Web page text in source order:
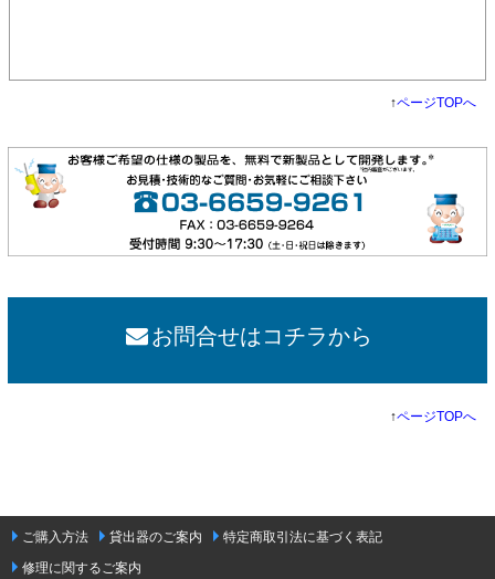
↑ページTOPへ
お問合せはコチラから
↑ページTOPへ
ご購入方法 貸出器のご案内
特定商取引法に基づく表記
修理に関するご案内